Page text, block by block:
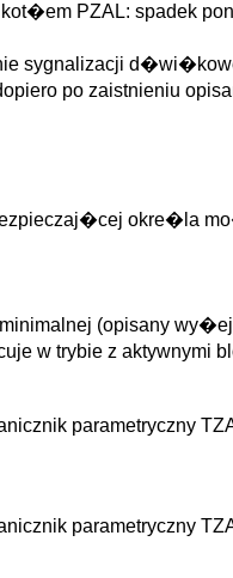
PZAL: spadek
sygnalizacji
po zaistnieniu
okre�la
(opisany
w trybie z aktywnymi
parametryczny
parametryczny